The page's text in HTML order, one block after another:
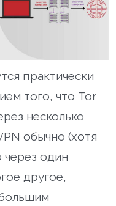
практически
того, что Tor
несколько
обычно (хотя
через один
другое,